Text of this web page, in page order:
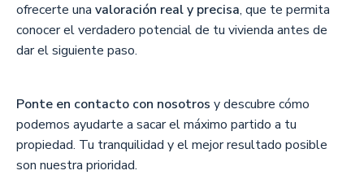
ofrecerte una valoración real y precisa, que te permita
conocer el verdadero potencial de tu vivienda antes de
dar el siguiente paso.
Ponte en contacto con nosotros y descubre cómo
podemos ayudarte a sacar el máximo partido a tu
propiedad. Tu tranquilidad y el mejor resultado posible
son nuestra prioridad.